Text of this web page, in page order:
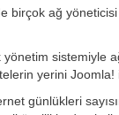
birçok ağ
sistemiyle
yerini
günlükleri